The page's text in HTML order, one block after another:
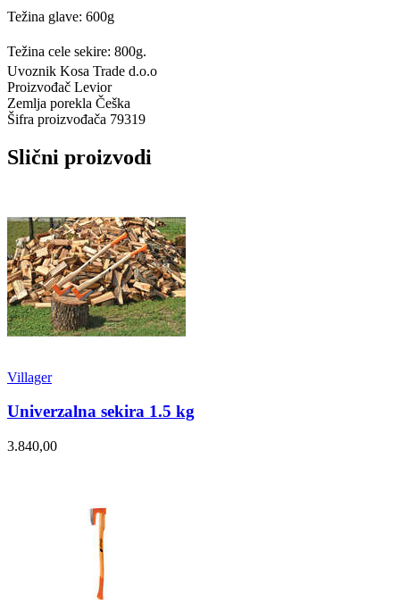
Težina glave: 600g
Težina cele sekire: 800g.
Uvoznik Kosa Trade d.o.o
Proizvođač Levior
Zemlja porekla Češka
Šifra proizvođača 79319
Slični proizvodi
Villager
Univerzalna sekira 1.5 kg
3.840,00